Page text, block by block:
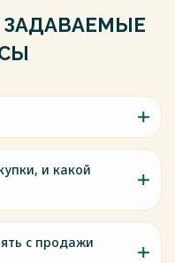
ЗАДАВАЕМЫЕ
и какой
с продажи